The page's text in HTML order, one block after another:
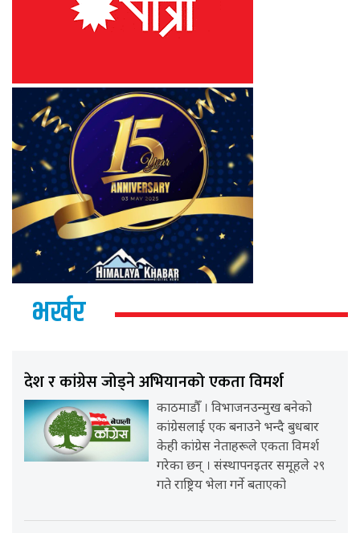
भर्खर
देश र कांग्रेस जोड्ने अभियानको एकता विमर्श
काठमाडौँ । विभाजनउन्मुख बनेको
कांग्रेसलाई एक बनाउने भन्दै बुधबार
केही कांग्रेस नेताहरूले एकता विमर्श
गरेका छन् । संस्थापनइतर समूहले २९
गते राष्ट्रिय भेला गर्ने बताएको